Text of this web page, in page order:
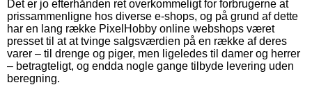
Det er jo efterhånden ret overkommeligt for forbrugerne at
prissammenligne hos diverse e-shops, og på grund af dette
har en lang række PixelHobby online webshops været
presset til at at tvinge salgsværdien på en række af deres
varer – til drenge og piger, men ligeledes til damer og herrer
– betragteligt, og endda nogle gange tilbyde levering uden
beregning.